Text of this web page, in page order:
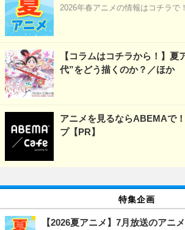
2026年春アニメの情報はコチラで！
【コラムはコチラから！】夏
代”をどう描くのか？／ほか
アニメを見るならABEMAで
プ【PR】
特集企画
【2026夏アニメ】7月放送のアニ